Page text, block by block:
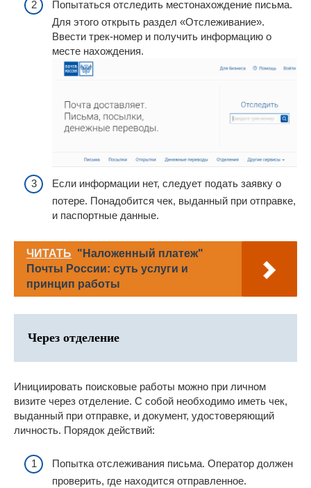
Попытаться отследить местонахождение письма.
Для этого открыть раздел «Отслеживание».
Ввести трек-номер и получить информацию о
месте нахождения.
Если информации нет, следует подать заявку о
потере. Понадобится чек, выданный при отправке,
и паспортные данные.
ЧИТАТЬ "Наложенный платеж"
Почты России: суть услуги и
принцип работы
Через отделение
Инициировать поисковые работы можно при личном
визите через отделение. С собой необходимо иметь чек,
выданный при отправке, и документ, удостоверяющий
личность. Порядок действий:
Попытка отслеживания письма. Оператор должен
проверить, где находится отправленное.